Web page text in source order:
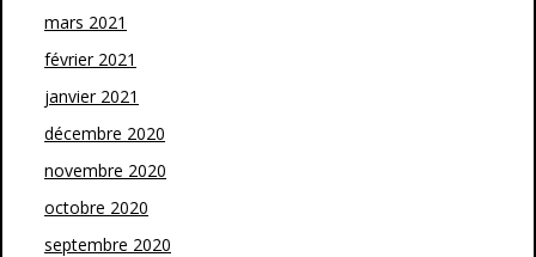
mars 2021
février 2021
janvier 2021
décembre 2020
novembre 2020
octobre 2020
septembre 2020